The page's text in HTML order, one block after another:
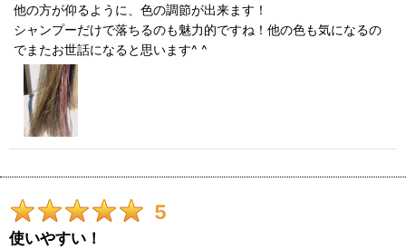
他の方が仰るように、色の調節が出来ます！
シャンプーだけで落ちるのも魅力的ですね！他の色も気になるの
でまたお世話になると思います^ ^
5
使いやすい！